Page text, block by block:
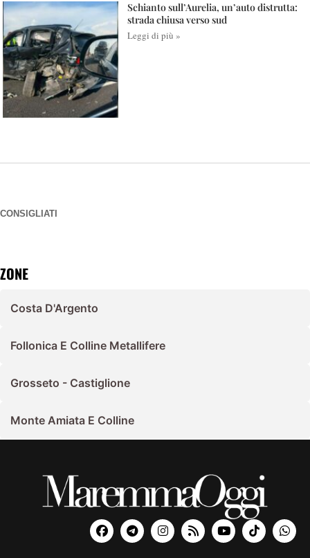
Schianto sull’Aurelia, un’auto distrutta:
strada chiusa verso sud
Leggi di più »
CONSIGLIATI
ZONE
Costa D'Argento
Follonica E Colline Metallifere
Grosseto - Castiglione
Monte Amiata E Colline